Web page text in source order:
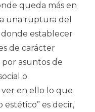
queda más en
una ruptura del
establecer
de carácter
asuntos de
o
en ello lo que
estético” es decir,